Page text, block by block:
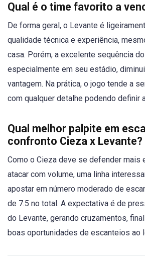
Qual é o time favorito a
De forma geral, o Levante é
qualidade técnica e experiência,
casa. Porém, a excelente sequência
especialmente em seu estádio,
vantagem. Na prática, o jogo tende a
com qualquer detalhe podendo definir
Qual melhor palpite em
confronto Cieza x Levante?
Como o Cieza deve se defender mais
atacar com volume, uma linha
apostar em número moderado de
de 7.5 no total. A expectativa é de
do Levante, gerando cruzamentos,
boas oportunidades de escanteios ao